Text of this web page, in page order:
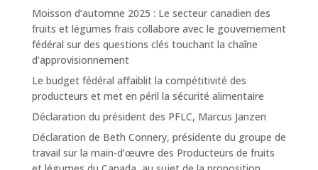
Moisson d’automne 2025 : Le secteur canadien des
fruits et légumes frais collabore avec le gouvernement
fédéral sur des questions clés touchant la chaîne
d’approvisionnement
Le budget fédéral affaiblit la compétitivité des
producteurs et met en péril la sécurité alimentaire
Déclaration du président des PFLC, Marcus Janzen
Déclaration de Beth Connery, présidente du groupe de
travail sur la main-d’œuvre des Producteurs de fruits